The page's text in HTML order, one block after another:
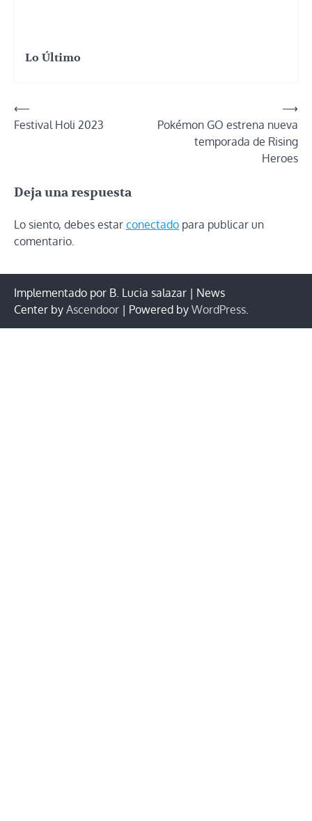
Lo Último
Navegación
de
⟵
Festival Holi 2023
Pokémon GO estrena nueva
temporada de Rising
Heroes
⟶
Deja una respuesta
Lo siento, debes estar conectado para publicar un
comentario.
Implementado por B. Lucia salazar | News
Center by Ascendoor | Powered by WordPress.